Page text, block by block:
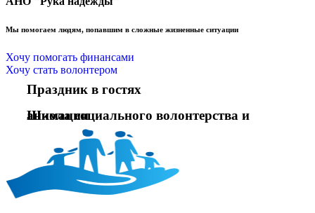
Мы помогаем людям, попавшим в сложные жизненные ситуации
Хочу помогать финансами
Хочу стать волонтером
Праздник в гостях
Школа социального волонтерства и анимации